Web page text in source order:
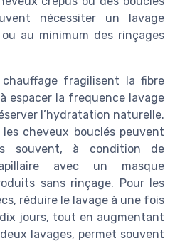
nécessiter un lavage
au minimum des rinçages
fragilisent la fibre
espacer la frequence lavage
l’hydratation naturelle.
cheveux bouclés peuvent
souvent, à condition de
avec un masque
sans rinçage. Pour les
réduire le lavage à une fois
jours, tout en augmentant
lavages, permet souvent